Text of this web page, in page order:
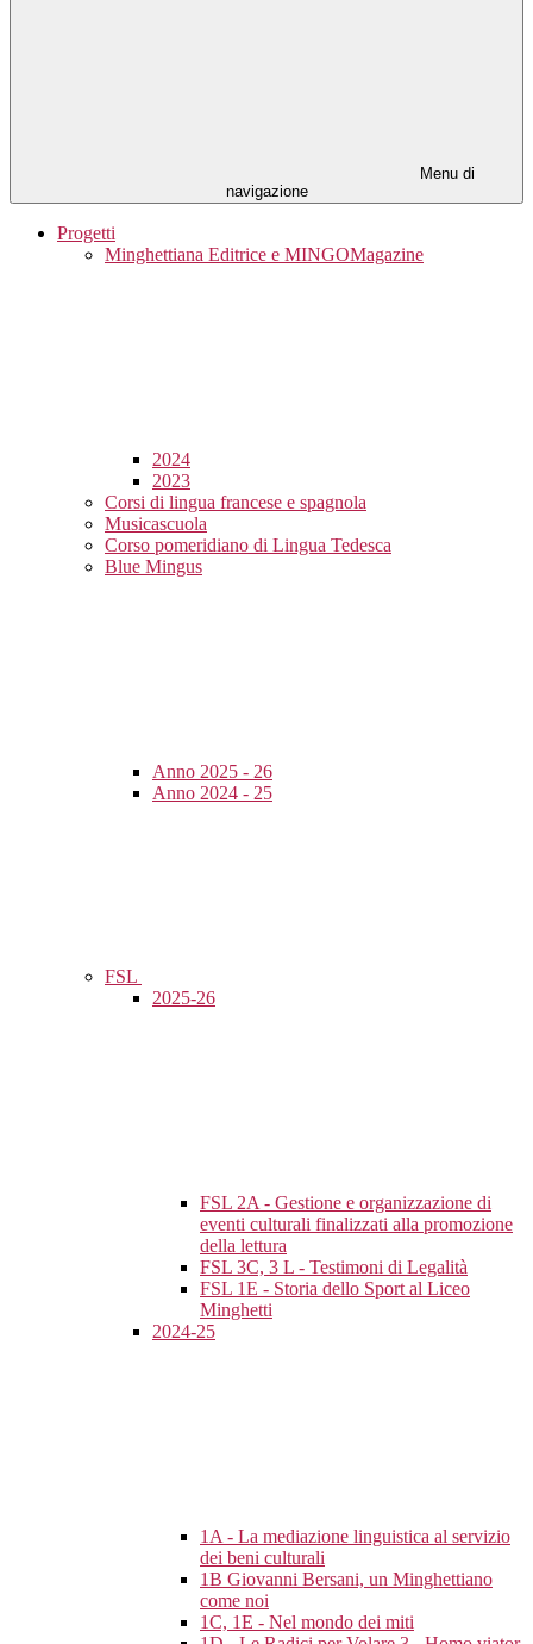
Menu di
navigazione
Progetti
Minghettiana Editrice e MINGOMagazine
2024
2023
Corsi di lingua francese e spagnola
Musicascuola
Corso pomeridiano di Lingua Tedesca
Blue Mingus
Anno 2025 - 26
Anno 2024 - 25
FSL
2025-26
FSL 2A - Gestione e organizzazione di
eventi culturali finalizzati alla promozione
della lettura
FSL 3C, 3 L - Testimoni di Legalità
FSL 1E - Storia dello Sport al Liceo
Minghetti
2024-25
1A - La mediazione linguistica al servizio
dei beni culturali
1B Giovanni Bersani, un Minghettiano
come noi
1C, 1E - Nel mondo dei miti